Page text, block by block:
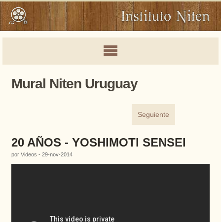
Mural Niten Uruguay
Seguiente
20 AÑOS - YOSHIMOTI SENSEI
por Videos - 29-nov-2014